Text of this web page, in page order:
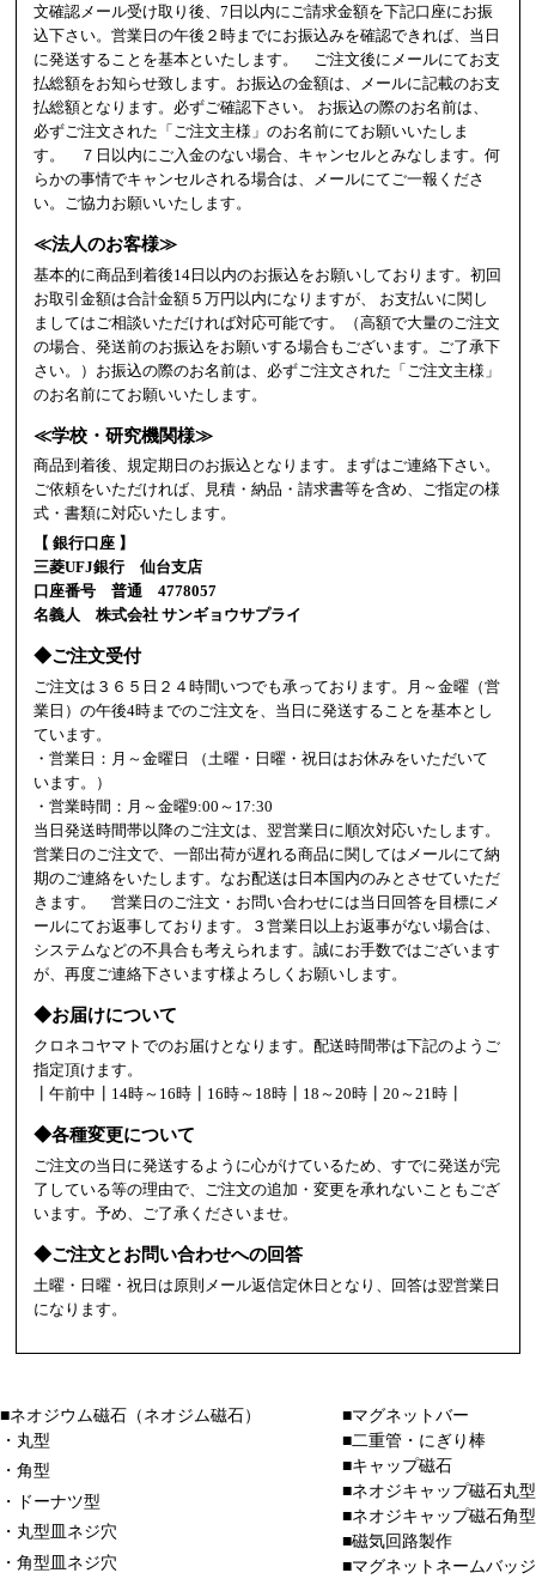
文確認メール受け取り後、7日以内にご請求金額を下記口座にお振
込下さい。営業日の午後２時までにお振込みを確認できれば、当日
に発送することを基本といたします。 ご注文後にメールにてお支
払総額をお知らせ致します。お振込の金額は、メールに記載のお支
払総額となります。必ずご確認下さい。 お振込の際のお名前は、
必ずご注文された「ご注文主様」のお名前にてお願いいたしま
す。 ７日以内にご入金のない場合、キャンセルとみなします。何
らかの事情でキャンセルされる場合は、メールにてご一報くださ
い。ご協力お願いいたします。
≪法人のお客様≫
基本的に商品到着後14日以内のお振込をお願いしております。初回
お取引金額は合計金額５万円以内になりますが、 お支払いに関し
ましてはご相談いただければ対応可能です。（高額で大量のご注文
の場合、発送前のお振込をお願いする場合もございます。ご了承下
さい。）お振込の際のお名前は、必ずご注文された「ご注文主様」
のお名前にてお願いいたします。
≪学校・研究機関様≫
商品到着後、規定期日のお振込となります。まずはご連絡下さい。
ご依頼をいただければ、見積・納品・請求書等を含め、ご指定の様
式・書類に対応いたします。
【 銀行口座 】
三菱UFJ銀行 仙台支店
口座番号 普通 4778057
名義人 株式会社 サンギョウサプライ
◆ご注文受付
ご注文は３６５日２４時間いつでも承っております。月～金曜（営
業日）の午後4時までのご注文を、当日に発送することを基本とし
ています。
・営業日：月～金曜日 （土曜・日曜・祝日はお休みをいただいて
います。）
・営業時間：月～金曜9:00～17:30
当日発送時間帯以降のご注文は、翌営業日に順次対応いたします。
営業日のご注文で、一部出荷が遅れる商品に関してはメールにて納
期のご連絡をいたします。なお配送は日本国内のみとさせていただ
きます。 営業日のご注文・お問い合わせには当日回答を目標にメ
ールにてお返事しております。３営業日以上お返事がない場合は、
システムなどの不具合も考えられます。誠にお手数ではございます
が、再度ご連絡下さいます様よろしくお願いします。
◆お届けについて
クロネコヤマトでのお届けとなります。配送時間帯は下記のようご
指定頂けます。
┃午前中┃14時～16時┃16時～18時┃18～20時┃20～21時┃
◆各種変更について
ご注文の当日に発送するように心がけているため、すでに発送が完
了している等の理由で、ご注文の追加・変更を承れないこともござ
います。予め、ご了承くださいませ。
◆ご注文とお問い合わせへの回答
土曜・日曜・祝日は原則メール返信定休日となり、回答は翌営業日
になります。
■ネオジウム磁石（ネオジム磁石）
・丸型
・角型
・ドーナツ型
・丸型皿ネジ穴
・角型皿ネジ穴
■マグネットバー
■二重管・にぎり棒
■キャップ磁石
■ネオジキャップ磁石丸型
■ネオジキャップ磁石角型
■磁気回路製作
■マグネットネームバッジ